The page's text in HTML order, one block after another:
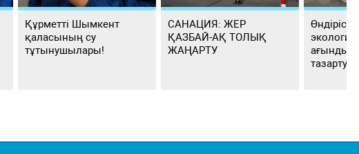
Құрметті Шымкент
қаласының су
тұтынушылары!
САНАЦИЯ: ЖЕР
ҚАЗБАЙ-АҚ ТОЛЫҚ
ЖАҢАРТУ
ағынды